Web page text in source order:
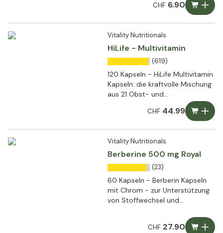
CHF6.90
Vitality Nutritionals
HiLife - Multivitamin
(619)
120 Kapseln - HiLife Multivitamin
Kapseln: die kraftvolle Mischung
aus 21 Obst- und
CHF44.99
Vitality Nutritionals
Berberine 500 mg Royal
(23)
60 Kapseln - Berberin Kapseln
mit Chrom - zur Unterstützung
von Stoffwechsel und
CHF27.90